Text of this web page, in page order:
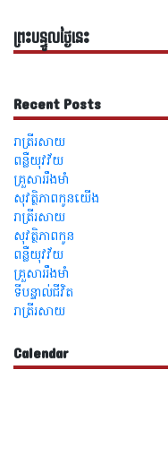
ព្រះបន្ទូលថ្ងៃនេះ
Recent Posts
រាត្រីរសាយ
ពន្លឺយុវវ័យ
គ្រួសាររឹងមាំ
សុវត្ថិភាពកូនយើង
រាត្រីរសាយ
សុវត្ថិភាពកូន
ពន្លឺយុវវ័យ
គ្រួសាររឹងមាំ
ទីបន្ទាល់ជីវិត
រាត្រីរសាយ
Calendar